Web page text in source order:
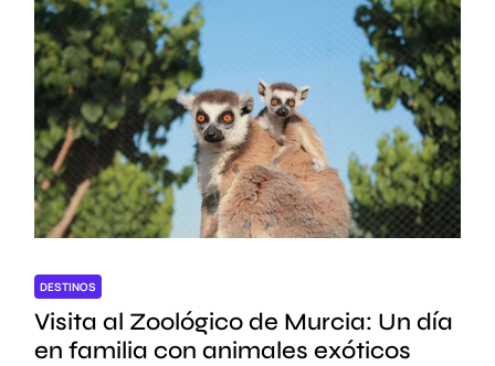
DESTINOS
Visita al Zoológico de Murcia: Un día
en familia con animales exóticos